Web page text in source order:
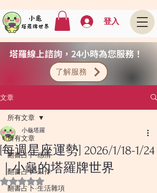
登入
塔羅線上諮詢，24小時為您服務！
了解服務
文章
所有文章
翻書占卜-感情
翻書占卜-工作
翻書占卜-生活雜項
所有文章
[每週星座運勢] 2026/1/18-1/24
｜小龜的塔羅牌世界
小龜塔羅
評等為 NaN（最高為 5 顆星）。